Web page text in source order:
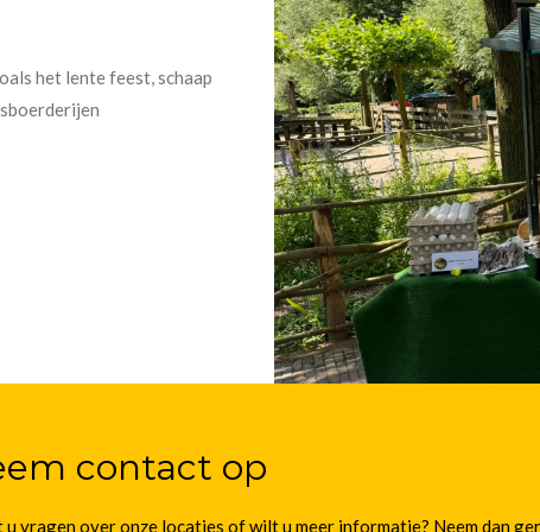
het lente feest, schaap
contact op
u vragen over onze locaties of wilt u meer informatie? Neem dan